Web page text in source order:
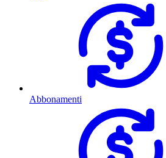
Abbonamenti